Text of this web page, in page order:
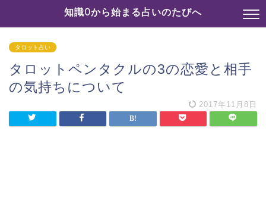
知識0から始まる占いのたびへ
タロット占い
タロットペンタクルの3の恋愛と相手
の気持ちについて
2017年11月8日